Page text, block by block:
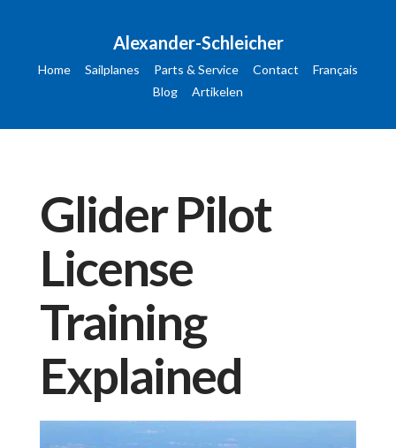
Alexander-Schleicher
Home Sailplanes Parts & Service Contact
Français
Blog
Artikelen
Glider Pilot
License
Training
Explained